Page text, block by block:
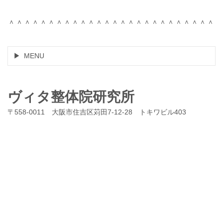
＾＾＾＾＾＾＾＾＾＾＾＾＾＾＾＾＾＾＾＾＾＾＾＾＾＾
MENU
ヴィタ整体院研究所
〒558-0011 大阪市住吉区苅田7-12-28 トキワビル403